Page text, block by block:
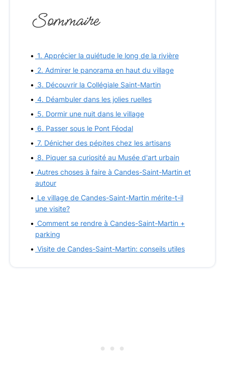
Sommaire
1. Apprécier la quiétude le long de la rivière
2. Admirer le panorama en haut du village
3. Découvrir la Collégiale Saint-Martin
4. Déambuler dans les jolies ruelles
5. Dormir une nuit dans le village
6. Passer sous le Pont Féodal
7. Dénicher des pépites chez les artisans
8. Piquer sa curiosité au Musée d'art urbain
Autres choses à faire à Candes-Saint-Martin et
autour
Le village de Candes-Saint-Martin mérite-t-il
une visite?
Comment se rendre à Candes-Saint-Martin +
parking
Visite de Candes-Saint-Martin: conseils utiles